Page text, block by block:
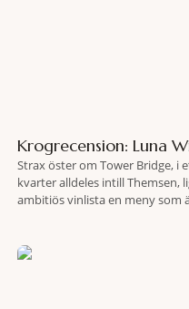
Krogrecension: Luna
Strax öster om Tower Bridge, i
kvarter alldeles intill Themsen,
ambitiös vinlista en meny som